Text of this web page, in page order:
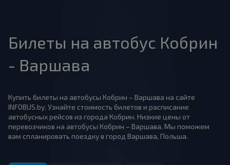
Билеты на автобус Кобрин
- Варшава
Купить билеты на автобусы Кобрин – Варшава на сайте
INFOBUS.by. Узнайте стоимость билетов и расписание
автобусных рейсов из города Кобрин. Низкие цены от
перевозчиков на автобусы Кобрин – Варшава. Мы поможем
вам спланировать поездку в город Варшава, Польша.